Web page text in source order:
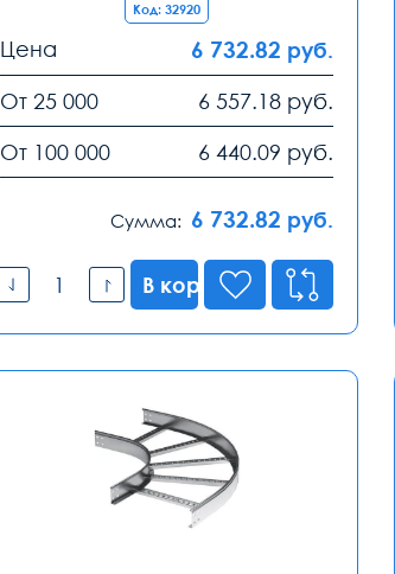
Код: 32920
Цена 6 732.82 руб.
От 25 000
6 557.18 руб.
От 100 000
6 440.09 руб.
Сумма: 6 732.82 руб.
В корзину